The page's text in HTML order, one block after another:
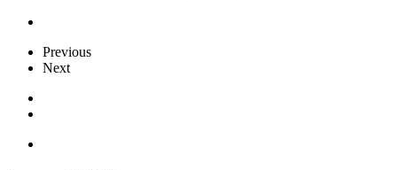
Previous
Next